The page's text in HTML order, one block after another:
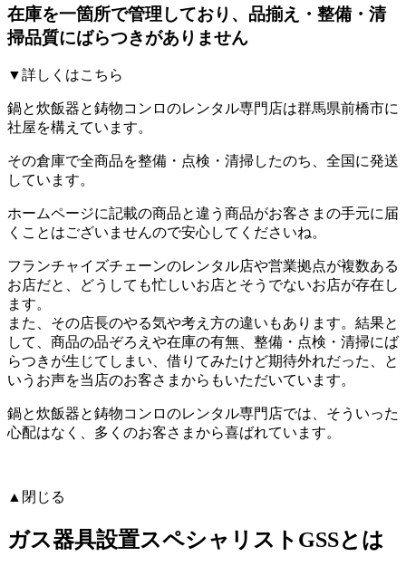
在庫を一箇所で管理しており、品揃え・整備・清
掃品質にばらつきがありません
▼詳しくはこちら
鍋と炊飯器と鋳物コンロのレンタル専門店は群馬県前橋市に
社屋を構えています。
その倉庫で全商品を整備・点検・清掃したのち、全国に発送
しています。
ホームページに記載の商品と違う商品がお客さまの手元に届
くことはございませんので安心してくださいね。
フランチャイズチェーンのレンタル店や営業拠点が複数ある
お店だと、どうしても忙しいお店とそうでないお店が存在し
ます。
また、その店長のやる気や考え方の違いもあります。結果と
して、商品の品ぞろえや在庫の有無、整備・点検・清掃にば
らつきが生じてしまい、借りてみたけど期待外れだった、と
いうお声を当店のお客さまからもいただいています。
鍋と炊飯器と鋳物コンロのレンタル専門店では、そういった
心配はなく、多くのお客さまから喜ばれています。
▲閉じる
ガス器具設置スペシャリストGSSとは